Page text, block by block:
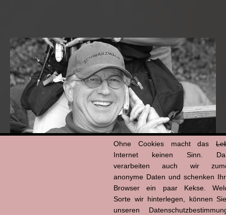
Ohne Cookies macht das
Internet keinen Sinn.
verarbeiten auch wir
anonyme Daten und schenken
Browser ein paar Kekse.
Sorte wir hinterlegen, können
unseren